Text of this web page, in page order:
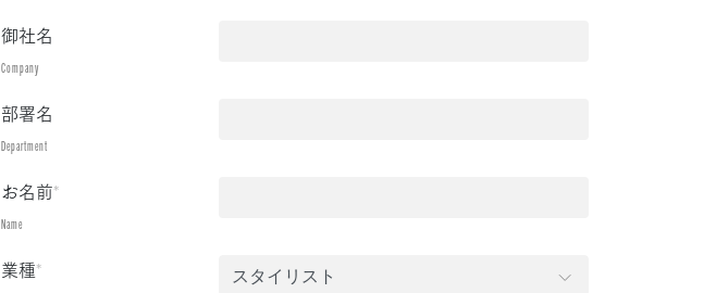
御社名
Company
部署名
Department
お名前*
Name
業種*